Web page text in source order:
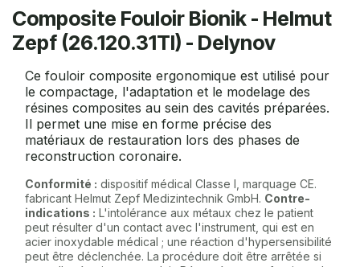
Composite Fouloir Bionik - Helmut
Zepf (26.120.31TI) - Delynov
Ce fouloir composite ergonomique est utilisé pour
le compactage, l'adaptation et le modelage des
résines composites au sein des cavités préparées.
Il permet une mise en forme précise des
matériaux de restauration lors des phases de
reconstruction coronaire.
Conformité : dispositif médical Classe I, marquage CE.
fabricant Helmut Zepf Medizintechnik GmbH. Contre-
indications : L'intolérance aux métaux chez le patient
peut résulter d'un contact avec l'instrument, qui est en
acier inoxydable médical ; une réaction d'hypersensibilité
peut être déclenchée. La procédure doit être arrêtée si